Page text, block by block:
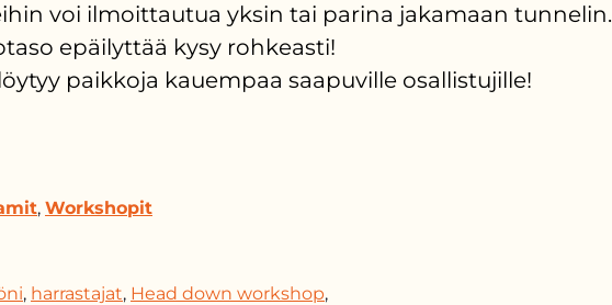
voi ilmoittautua yksin tai parina jakamaan tunnelin.
epäilyttää kysy rohkeasti!
paikkoja kauempaa saapuville osallistujille!
, Workshopit
, harrastajat, Head down workshop,